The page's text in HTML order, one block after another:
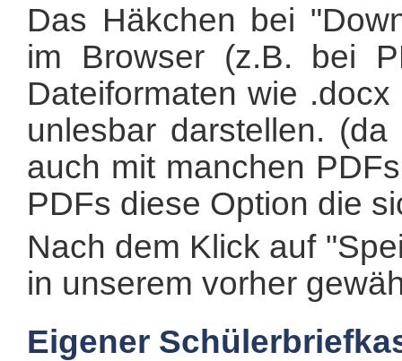
Das Häkchen bei
im Browser (z.B. bei
Dateiformaten wie
unlesbar darstellen.
auch mit manchen
PDFs diese Option die
Nach dem Klick auf
in unserem vorher
Eigener